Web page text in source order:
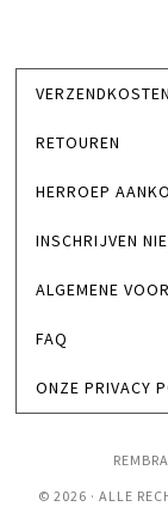
VERZENDKOSTEN
RETOUREN
HERROEP
INSCHRIJVEN
ALGEMENE
FAQ
ONZE PRIVACY
© 2026 · ALLE